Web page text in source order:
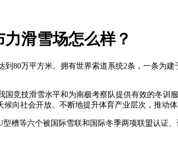
滑雪场怎么样？
80万平方米。拥有世界索道系统2条，一条为
竞技滑雪水平和为南极考察队提供有效的冬训
向社会开放。不断地提升体育产业层次，推动
槽等六个被国际雪联和国际冬季两项联盟认证